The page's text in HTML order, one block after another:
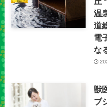
温
道
電
な
獣
ブ